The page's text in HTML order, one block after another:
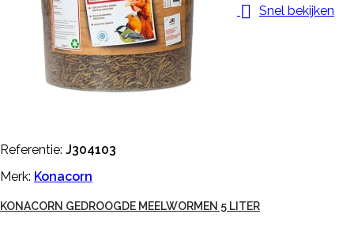
 Snel bekijken
Referentie: J304103
Merk: Konacorn
KONACORN GEDROOGDE MEELWORMEN 5 LITER